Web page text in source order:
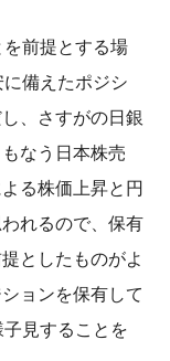
前提とする場
備えたポジシ
、さすがの日銀
なう日本株売
る株価上昇と円
れるので、保有
としたものがよ
ョンを保有して
見することを